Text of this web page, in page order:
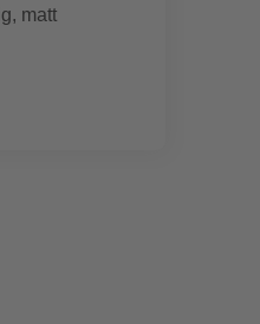
matt